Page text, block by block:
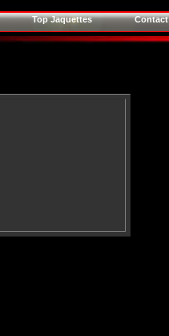
Top Jaquettes Contact